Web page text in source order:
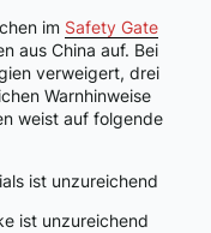
im Safety Gate
aus China auf. Bei
verweigert, drei
Warnhinweise
weist auf folgende
ist unzureichend
ist unzureichend